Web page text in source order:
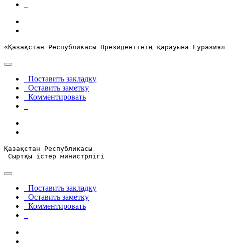
«Қазақстан Республикасы Президентінің қарауына
Поставить закладку
Оставить заметку
Комментировать
Қазақстан Республикасы
Сыртқы істер министрлігі
Поставить закладку
Оставить заметку
Комментировать